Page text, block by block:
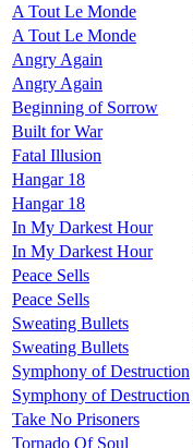
A Tout Le Monde
A Tout Le Monde
Angry Again
Angry Again
Beginning of Sorrow
Built for War
Fatal Illusion
Hangar 18
Hangar 18
In My Darkest Hour
In My Darkest Hour
Peace Sells
Peace Sells
Sweating Bullets
Sweating Bullets
Symphony of Destruction
Symphony of Destruction
Take No Prisoners
Tornado Of Soul